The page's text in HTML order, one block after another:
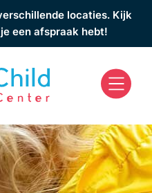
locaties. Kijk
een afspraak hebt!